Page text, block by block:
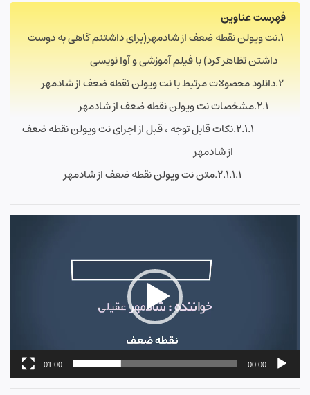
فهرست عناوین
نت ویولن نقطه ضعف از شادمهر(برای داشتنم گاهی به دوست
داشتن تظاهر کرد) با فیلم آموزشی و آوا نویسی
دانلود محصولات مرتبط با نت ویولن نقطه ضعف از شادمهر
مشخصات نت ویولن نقطه ضعف از شادمهر
نکات قابل توجه ، قبل از اجرای نت ویولن نقطه ضعف
از شادمهر
متن نت ویولن نقطه ضعف از شادمهر
00:00
01:00